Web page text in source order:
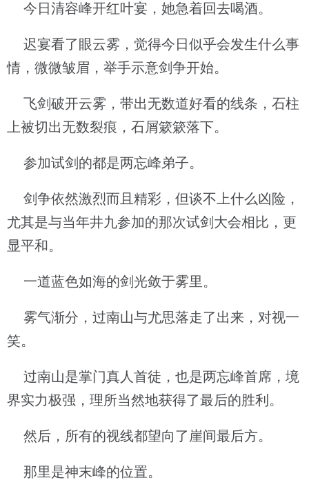
今日清容峰开红叶宴，她急着回去喝酒。
迟宴看了眼云雾，觉得今日似乎会发生什么事
情，微微皱眉，举手示意剑争开始。
飞剑破开云雾，带出无数道好看的线条，石柱
上被切出无数裂痕，石屑簌簌落下。
参加试剑的都是两忘峰弟子。
剑争依然激烈而且精彩，但谈不上什么凶险，
尤其是与当年井九参加的那次试剑大会相比，更
显平和。
一道蓝色如海的剑光敛于雾里。
雾气渐分，过南山与尤思落走了出来，对视一
笑。
过南山是掌门真人首徒，也是两忘峰首席，境
界实力极强，理所当然地获得了最后的胜利。
然后，所有的视线都望向了崖间最后方。
那里是神末峰的位置。